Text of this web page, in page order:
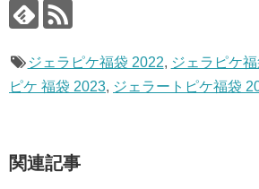
ジェラピケ福袋 2022, ジェラピケ
ピケ 福袋 2023, ジェラートピケ福袋
関連記事